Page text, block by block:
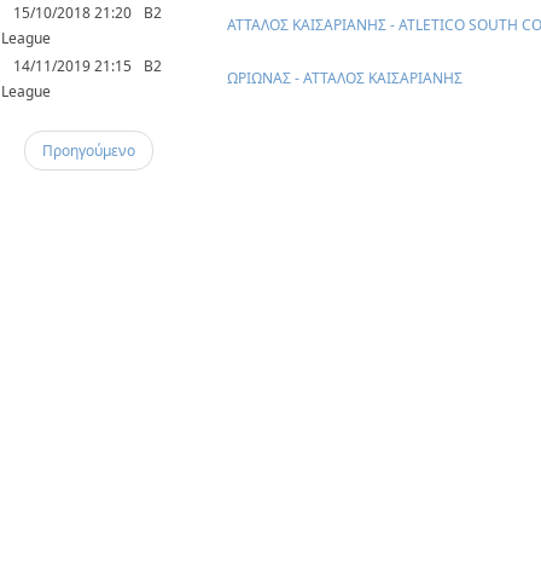
15/10/2018 21:20
B2
League
ΑΤΤΑΛΟΣ ΚΑΙΣΑΡΙΑΝΗΣ - ATLETICO SOUTH
14/11/2019 21:15
B2
League
ΩΡΙΩΝΑΣ - ΑΤΤΑΛΟΣ ΚΑΙΣΑΡΙΑΝΗΣ
Προηγούμενο